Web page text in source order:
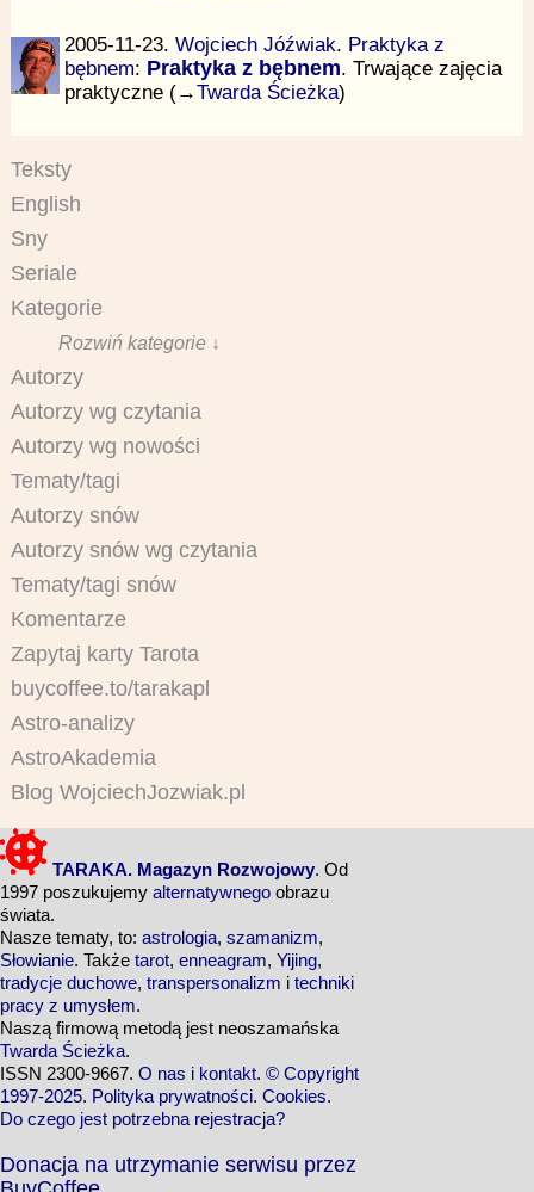
2005-11-23. Wojciech Jóźwiak. Praktyka z
bębnem: Praktyka z bębnem. Trwające zajęcia
praktyczne (→Twarda Ścieżka)
Teksty
English
Sny
Seriale
Kategorie
Rozwiń kategorie ↓
Autorzy
Autorzy wg czytania
Autorzy wg nowości
Tematy/tagi
Autorzy snów
Autorzy snów wg czytania
Tematy/tagi snów
Komentarze
Zapytaj karty Tarota
buycoffee.to/tarakapl
Astro-analizy
AstroAkademia
Blog WojciechJozwiak.pl
TARAKA. Magazyn Rozwojowy. Od
1997 poszukujemy alternatywnego obrazu
świata.
Nasze tematy, to: astrologia, szamanizm,
Słowianie. Także tarot, enneagram, Yijing,
tradycje duchowe, transpersonalizm i techniki
pracy z umysłem.
Naszą firmową metodą jest neoszamańska
Twarda Ścieżka.
ISSN 2300-9667. O nas i kontakt. © Copyright
1997-2025. Polityka prywatności. Cookies.
Do czego jest potrzebna rejestracja?
Donacja na utrzymanie serwisu przez